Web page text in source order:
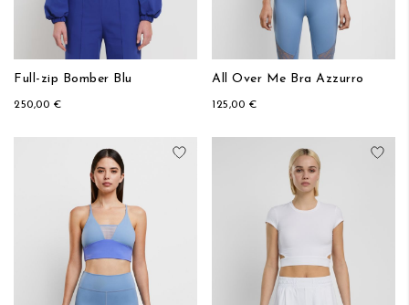
Full-zip Bomber Blu
250,00 €
All Over Me Bra Azzurro
125,00 €
Aggiungi alla lista desideri